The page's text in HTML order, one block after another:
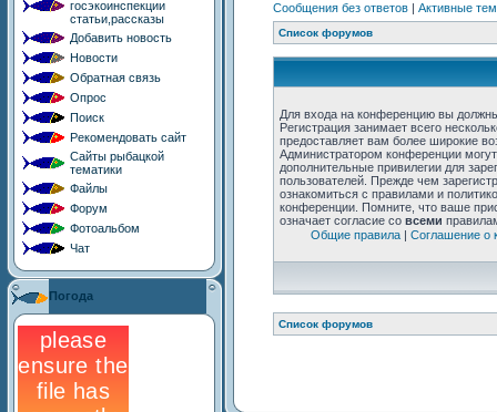
госэкоинспекции
статьи,рассказы
Добавить новость
Новости
Обратная связь
Опрос
Поиск
Рекомендовать сайт
Сайты рыбацкой
тематики
Файлы
Форум
Фотоальбом
Чат
Погода